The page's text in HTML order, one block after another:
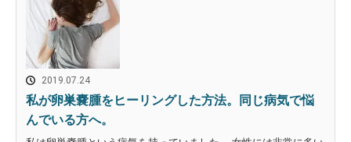
2019.07.24
私が卵巣嚢腫をヒーリングした方法。同じ病気で悩
んでいる方へ。